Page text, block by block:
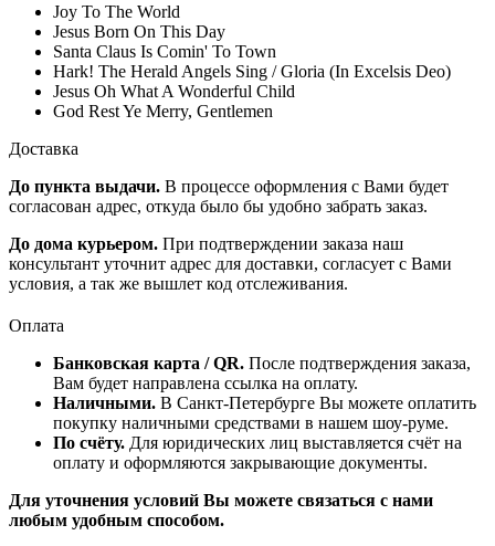
Joy To The World
Jesus Born On This Day
Santa Claus Is Comin' To Town
Hark! The Herald Angels Sing / Gloria (In Excelsis Deo)
Jesus Oh What A Wonderful Child
God Rest Ye Merry, Gentlemen
Доставка
До пункта выдачи. В процессе оформления с Вами будет
согласован адрес, откуда было бы удобно забрать заказ.
До дома курьером. При подтверждении заказа наш
консультант уточнит адрес для доставки, согласует с Вами
условия, а так же вышлет код отслеживания.
Оплата
Банковская карта / QR. После подтверждения заказа,
Вам будет направлена ссылка на оплату.
Наличными. В Санкт-Петербурге Вы можете оплатить
покупку наличными средствами в нашем шоу-руме.
По счёту. Для юридических лиц выставляется счёт на
оплату и оформляются закрывающие документы.
Для уточнения условий Вы можете связаться с нами
любым удобным способом.